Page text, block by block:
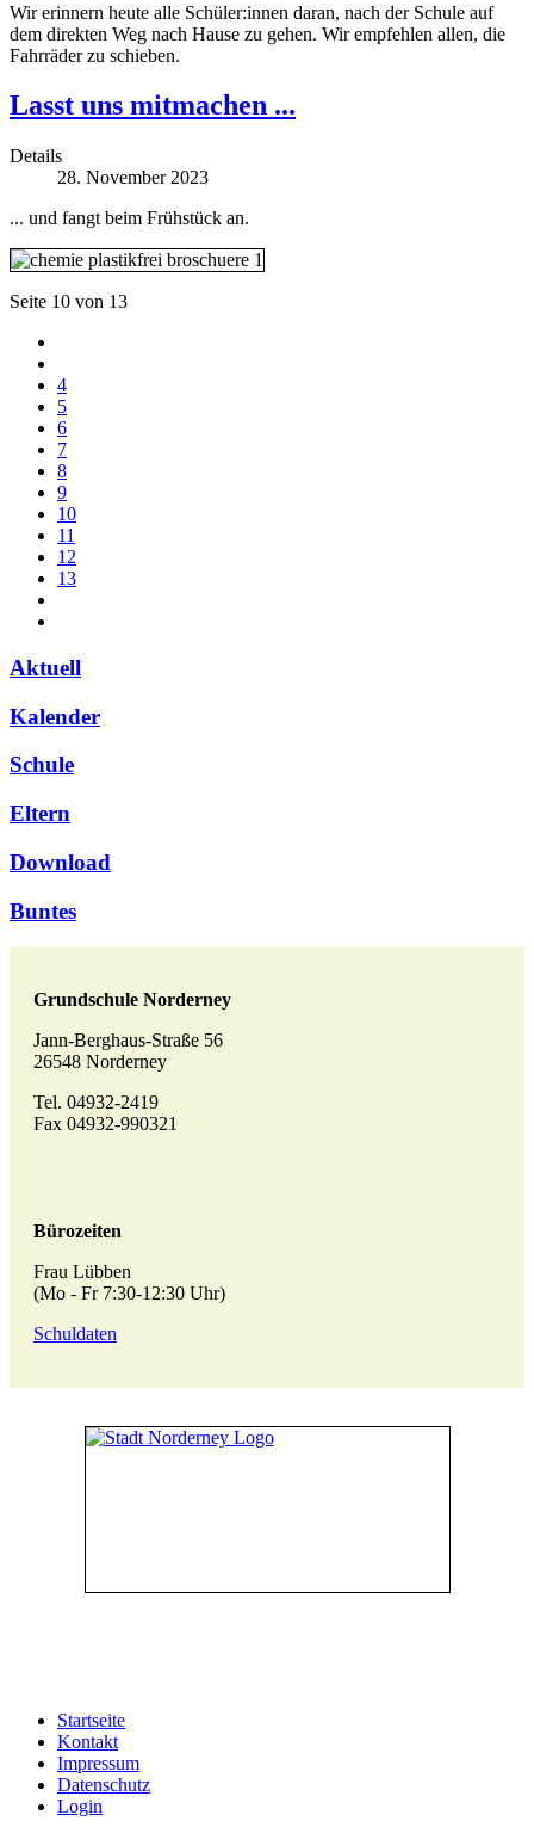
Wir erinnern heute alle Schüler:innen daran, nach der Schule auf
dem direkten Weg nach Hause zu gehen. Wir empfehlen allen, die
Fahrräder zu schieben.
Lasst uns mitmachen ...
Details
28. November 2023
... und fangt beim Frühstück an.
Seite 10 von 13
4
5
6
7
8
9
10
11
12
13
Aktuell
Kalender
Schule
Eltern
Download
Buntes
Grundschule Norderney
Jann-Berghaus-Straße 56
26548 Norderney
Tel. 04932-2419
Fax 04932-990321
Bürozeiten
Frau Lübben
(Mo - Fr 7:30-12:30 Uhr)
Schuldaten
Startseite
Kontakt
Impressum
Datenschutz
Login